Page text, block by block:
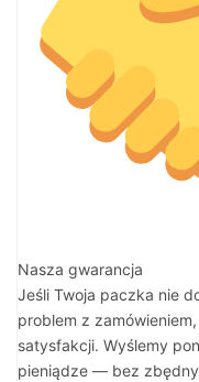
Nasza gwarancja
Jeśli Twoja paczka nie
problem z
satysfakcji. Wyślemy
pieniądze — bez